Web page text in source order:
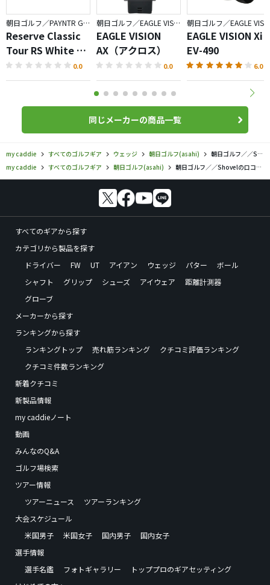
朝日ゴルフ／PAYNTR GOLF
Reserve Classic
Tour RS White シ
ューズ
0.0
朝日ゴルフ／EAGLE VISION
EAGLE VISION
AX（アクロス）
0.0
EAGLE VISION Xi
EV-490
6.0
同じメーカーの商品一覧
my caddie すべてのゴルフギア ウェッジ 朝日ゴルフ(asahi)
朝日ゴルフ／／Shovelの口コミ評価
my caddie
すべてのゴルフギア 朝日ゴルフ(asahi) 朝日ゴルフ／／Shovelの口コミ評価
すべてのギアから探す
カテゴリから製品を探す
ドライバー
FW UT アイアン ウェッジ パター
ボール
シャフト
グリップ シューズ アイウェア
距離計測器
グローブ
メーカーから探す
ランキングから探す
ランキングトップ
売れ筋ランキング
クチコミ評価ランキング
クチコミ件数ランキング
新着クチコミ
新製品情報
my caddieノート
動画
みんなのQ&A
ゴルフ場検索
ツアー情報
ツアーニュース
ツアーランキング
大会スケジュール
米国男子
米国女子 国内男子
国内女子
選手情報
選手名鑑
フォトギャラリー
トッププロのギアセッティング